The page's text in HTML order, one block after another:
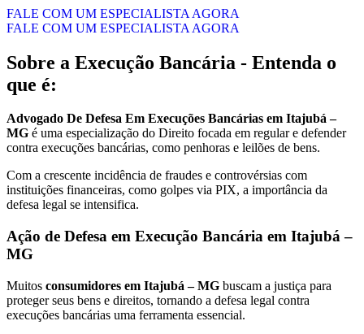
FALE COM UM ESPECIALISTA AGORA
FALE COM UM ESPECIALISTA AGORA
Sobre a Execução Bancária - Entenda o
que é:
Advogado De Defesa Em Execuções Bancárias em Itajubá –
MG é uma especialização do Direito focada em regular e defender
contra execuções bancárias, como penhoras e leilões de bens.
Com a crescente incidência de fraudes e controvérsias com
instituições financeiras, como golpes via PIX, a importância da
defesa legal se intensifica.
Ação de Defesa em Execução Bancária em Itajubá –
MG
Muitos consumidores em Itajubá – MG buscam a justiça para
proteger seus bens e direitos, tornando a defesa legal contra
execuções bancárias uma ferramenta essencial.